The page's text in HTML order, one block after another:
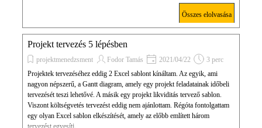
Összes elolvasása
Projekt tervezés 5 lépésben
projektmenedzsment Fodor Tamás 2021/04/22
3 perc
Projektek tervezéséhez eddig 2 Excel sablont kínáltam. Az egyik, ami
nagyon népszerű, a Gantt diagram, amely egy projekt feladatainak időbeli
tervezését teszi lehetővé. A másik egy projekt likviditás tervező sablon.
Viszont költségvetés tervezést eddig nem ajánlottam. Régóta fontolgattam
egy olyan Excel sablon elkészítését, amely az előbb említett három